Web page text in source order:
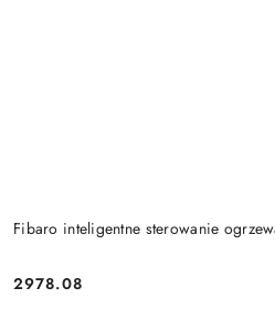
Fibaro inteligentne sterowanie
Cena:
2978.08